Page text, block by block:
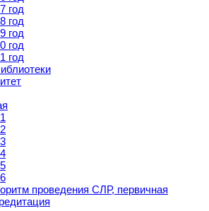
год
год
год
год
год
проведения СЛР, первичная